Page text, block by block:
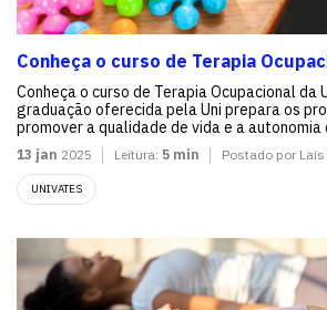
Conheça o curso de Terapia
Conheça o curso de Terapia Ocupacional da
graduação oferecida pela Uni prepara os
promover a qualidade de vida e a autonomia
13 jan 2025 Leitura: 5 min Postado por
UNIVATES